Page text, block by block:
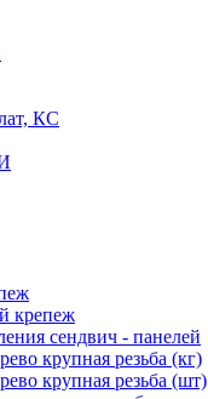
КС
крепеж
сендвич - панелей
крупная резьба (кг)
крупная резьба (шт)